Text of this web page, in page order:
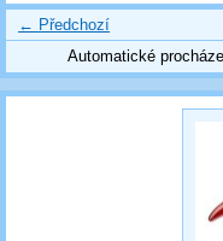
← Předchozí
Automatické